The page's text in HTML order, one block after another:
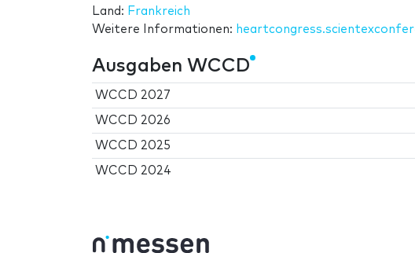
Land: Frankreich
Weitere Informationen:
Ausgaben WCCD
WCCD 2027
WCCD 2026
WCCD 2025
WCCD 2024